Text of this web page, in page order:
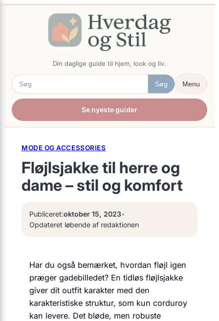
Din daglige guide til hjem, look og liv.
Søg Menu
Se nyeste guider
MODE OG ACCESSORIES
Fløjlsjakke til herre og
dame – stil og komfort
Publiceret:oktober 15, 2023•
Opdateret løbende af redaktionen
Har du også bemærket, hvordan fløjl igen
præger gadebilledet? En tidløs fløjlsjakke
giver dit outfit karakter med den
karakteristiske struktur, som kun corduroy
kan levere. Det bløde, men robuste